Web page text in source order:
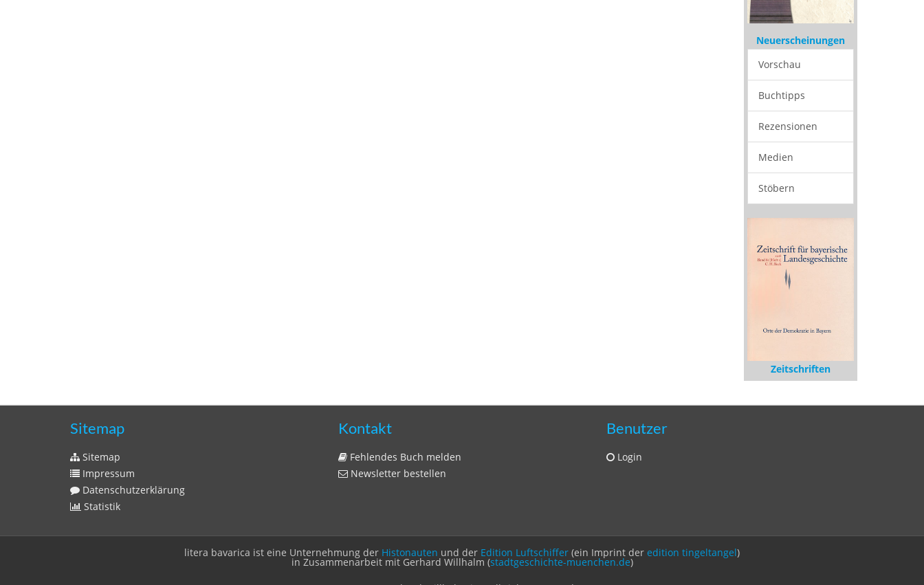
Neuerscheinungen
Vorschau
Buchtipps
Rezensionen
Medien
Stöbern
Zeitschriften
Sitemap
Sitemap
Impressum
Datenschutzerklärung
Statistik
Kontakt
Fehlendes Buch melden
Newsletter bestellen
Benutzer
Login
litera bavarica ist eine Unternehmung der Histonauten und der Edition Luftschiffer (ein Imprint der edition tingeltangel)
in Zusammenarbeit mit Gerhard Willhalm (stadtgeschichte-muenchen.de)